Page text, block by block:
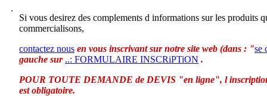
.
Si vous desirez des complements d informations sur les produits
commercialisons,
contactez nous en vous inscrivant sur notre site web (dans : "se
gauche sur ..: FORMULAIRE INSCRiPTiON .
POUR TOUTE DEMANDE de DEVIS "en ligne", l
est obligatoire.